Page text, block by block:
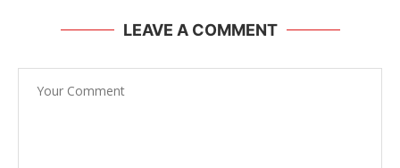
LEAVE A COMMENT